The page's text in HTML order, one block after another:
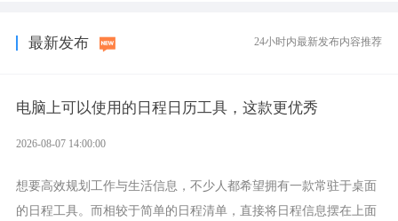
最新发布 24小时内最新发布内容推荐
电脑上可以使用的日程日历工具，这款更优秀
2026-08-07 14:00:00
想要高效规划工作与生活信息，不少人都希望拥有一款常驻于桌面
的日程工具。而相较于简单的日程清单，直接将日程信息摆在上面